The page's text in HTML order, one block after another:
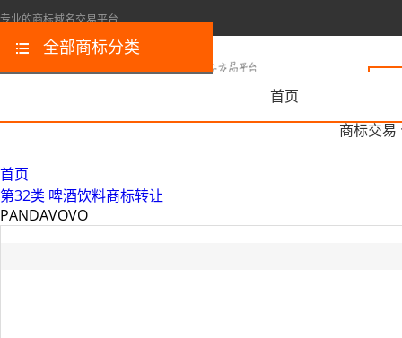
专业的商标域名交易平台
首页
商标交易
全部商标分类
首页
第32类 啤酒饮料商标转让
PANDAVOVO